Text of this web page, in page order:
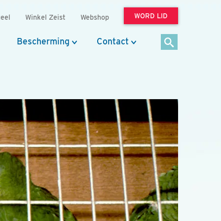
Winkel Zeist Webshop WORD LID
Bescherming Contact